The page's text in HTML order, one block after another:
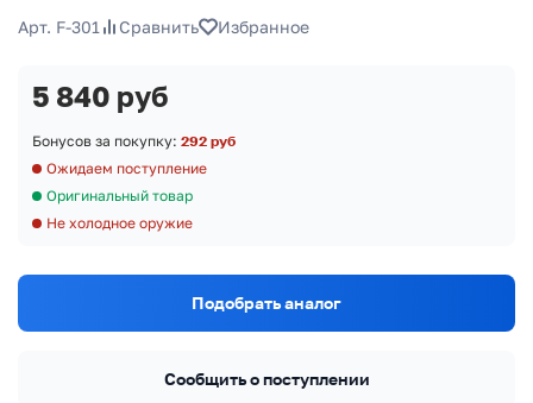
Арт. F-301 Сравнить Избранное
5 840 руб
Бонусов за покупку: 292 руб
Ожидаем поступление
Оригинальный товар
Не холодное оружие
Подобрать аналог
Сообщить о поступлении